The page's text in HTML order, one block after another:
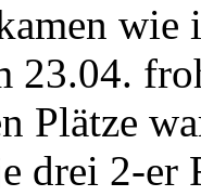
23.04.
Plätze
drei 2-er